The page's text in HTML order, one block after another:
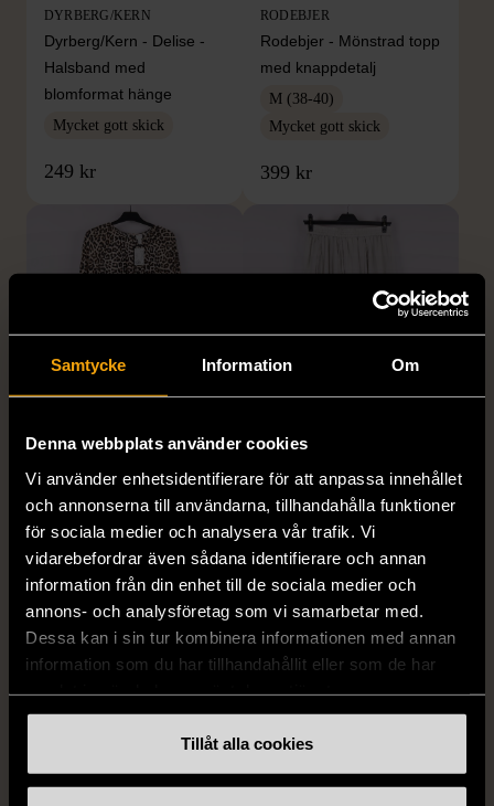
Samtycke Information Om
Denna webbplats använder cookies
Vi använder enhetsidentifierare för att anpassa innehållet
och annonserna till användarna, tillhandahålla funktioner
för sociala medier och analysera vår trafik. Vi
vidarebefordrar även sådana identifierare och annan
information från din enhet till de sociala medier och
annons- och analysföretag som vi samarbetar med.
Dessa kan i sin tur kombinera informationen med annan
information som du har tillhandahållit eller som de har
Tillåt alla cookies
DYRBERG/KERN
Dyrberg/Kern - Delise -
Halsband med
blomformat hänge
Mycket gott skick
249 kr
RODEBJER
Rodebjer - Mönstrad topp
med knappdetalj
M (38-40)
Mycket gott skick
399 kr
H&M
H&M - Leopardmönstrad
volangklänning
XS (32-34) Nytt skick
99 kr
H&M
H&M - Plisserad midikjol
med resårmidja -
Salviagrön
M (38-40) Gott skick
129 kr